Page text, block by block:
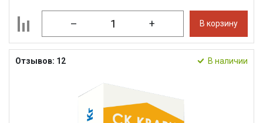
– + В корзину
Отзывов: 12 В наличии